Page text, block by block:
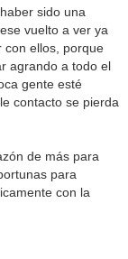
sido una
vuelto a ver ya
con ellos, porque
agrando a todo el
gente esté
contacto se pierda
de más para
para
con la